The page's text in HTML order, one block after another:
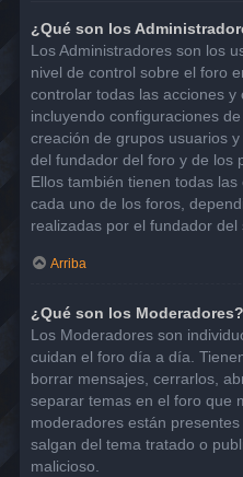
¿Qué son los
Los Administradores son los
nivel de control sobre el foro
controlar todas las acciones y
incluyendo configuraciones
creación de grupos usuarios
del fundador del foro y de los
Ellos también tienen todas
cada uno de los foros,
realizadas por el fundador del
Arriba
¿Qué son los Moderadores?
Los Moderadores son
cuidan el foro día a día.
borrar mensajes, cerrarlos,
separar temas en el foro que
moderadores están
salgan del tema tratado o
malicioso.